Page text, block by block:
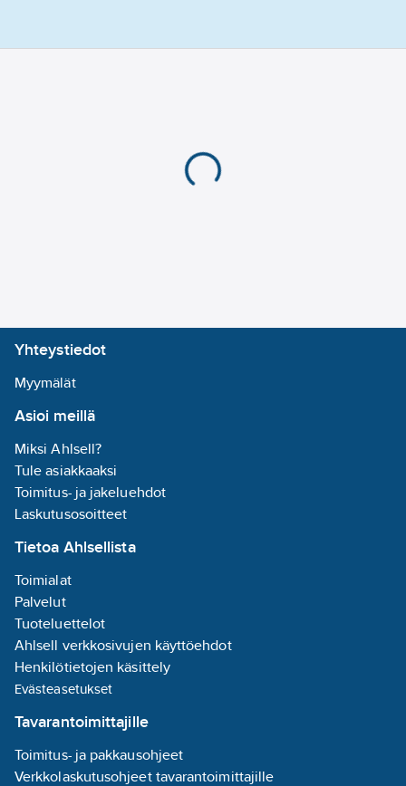
Käytettäväksi myös
Yhteystiedot
Myymälät
Asioi meillä
Miksi Ahlsell?
Tule asiakkaaksi
Toimitus- ja jakeluehdot
Laskutusosoitteet
Tietoa Ahlsellista
Toimialat
Palvelut
Tuoteluettelot
Ahlsell verkkosivujen käyttöehdot
Henkilötietojen käsittely
Evästeasetukset
Tavarantoimittajille
Toimitus- ja pakkausohjeet
Verkkolaskutusohjeet tavarantoimittajille